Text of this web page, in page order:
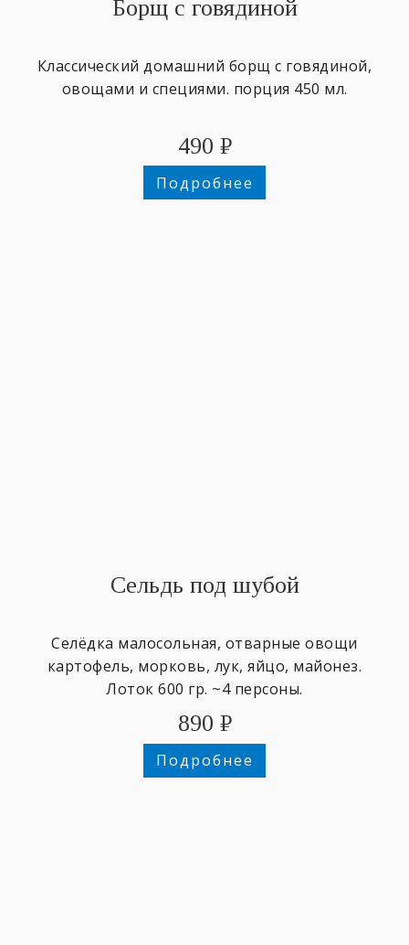
Борщ с говядиной
Классический домашний борщ с говядиной,
овощами и специями. порция 450 мл.
490 ₽
Подробнее
Сельдь под шубой
Селёдка малосольная, отварные овощи
картофель, морковь, лук, яйцо, майонез.
Лоток 600 гр. ~4 персоны.
890 ₽
Подробнее